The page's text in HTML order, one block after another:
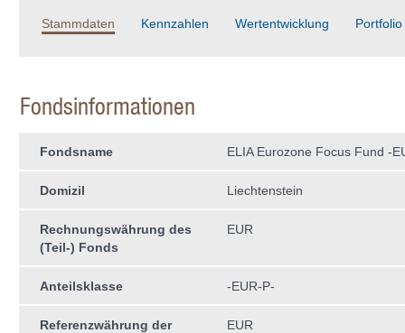
Stammdaten Kennzahlen Wertentwicklung Portfolio
Fondsinformationen
Fondsname ELIA Eurozone Focus Fund -
Domizil Liechtenstein
Rechnungswährung des
(Teil-) Fonds
EUR
Anteilsklasse -EUR-P-
Referenzwährung der
EUR